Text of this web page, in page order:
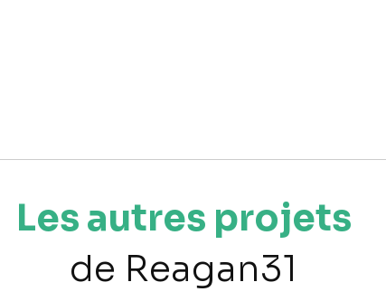
Les autres projets
de Reagan31